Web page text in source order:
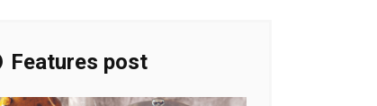
Features post